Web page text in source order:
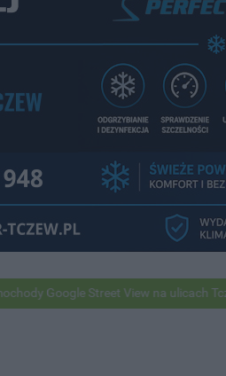
Street View na ulicach Tczewa.